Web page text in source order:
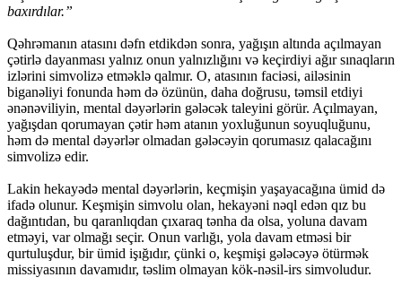
baxırdılar.”
Qəhrəmanın atasını dəfn etdikdən sonra, yağışın altında açılmayan
çətirlə dayanması yalnız onun yalnızlığını və keçirdiyi ağır sınaqların
izlərini simvolizə etməklə qalmır. O, atasının faciəsi, ailəsinin
biganəliyi fonunda həm də özünün, daha doğrusu, təmsil etdiyi
ənənəviliyin, mental dəyərlərin gələcək taleyini görür. Açılmayan,
yağışdan qorumayan çətir həm atanın yoxluğunun soyuqluğunu,
həm də mental dəyərlər olmadan gələcəyin qorumasız qalacağını
simvolizə edir.
Lakin hekayədə mental dəyərlərin, keçmişin yaşayacağına ümid də
ifadə olunur. Keşmişin simvolu olan, hekayəni nəql edən qız bu
dağıntıdan, bu qaranlıqdan çıxaraq tənha da olsa, yoluna davam
etməyi, var olmağı seçir. Onun varlığı, yola davam etməsi bir
qurtuluşdur, bir ümid işığıdır, çünki o, keşmişi gələcəyə ötürmək
missiyasının davamıdır, təslim olmayan kök-nəsil-irs simvoludur.